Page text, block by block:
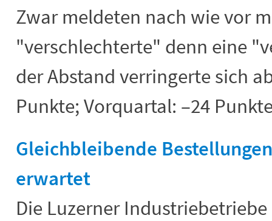
Zwar meldeten nach wie vor
"verschlechterte" denn eine
der Abstand verringerte sich
Punkte; Vorquartal: –24
Gleichbleibende
erwartet
Die Luzerner